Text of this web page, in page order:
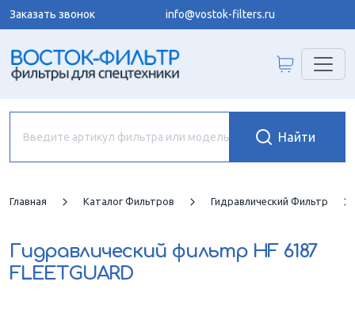
Заказать звонок info@vostok-filters.ru
Главная Каталог Фильтров Гидравлический Фильтр
Гидравлический фильтр HF 6187
FLEETGUARD